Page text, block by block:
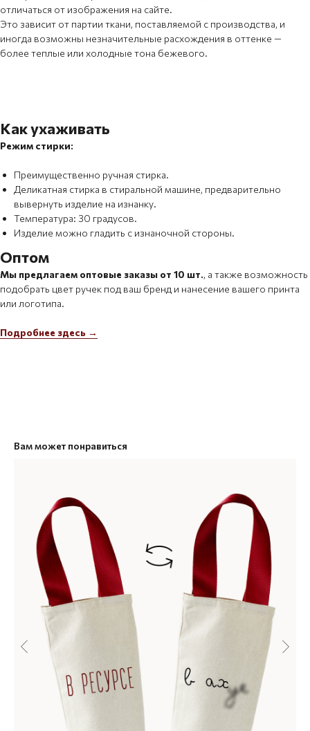
отличаться от изображения на сайте.
Это зависит от партии ткани, поставляемой с производства, и
иногда возможны незначительные расхождения в оттенке —
более теплые или холодные тона бежевого.
Как ухаживать
Режим стирки:
Преимущественно ручная стирка.
Деликатная стирка в стиральной машине, предварительно
вывернуть изделие на изнанку.
Температура: 30 градусов.
Изделие можно гладить с изнаночной стороны.
Оптом
Мы предлагаем оптовые заказы от 10 шт., а также возможность
подобрать цвет ручек под ваш бренд и нанесение вашего принта
или логотипа.
Подробнее здесь →
Вам может понравиться